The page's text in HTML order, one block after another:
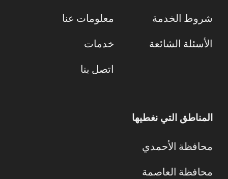
شروط الخدمة
الأسئلة الشائعة
معلومات عنا
خدمات
اتصل بنا
المناطق التي نغطيها
محافظة الأحمدي
محافظة العاصمة